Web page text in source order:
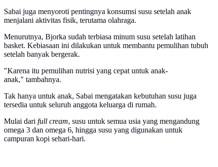
Sabai juga menyoroti pentingnya konsumsi susu setelah anak
menjalani aktivitas fisik, terutama olahraga.
Menurutnya, Bjorka sudah terbiasa minum susu setelah latihan
basket. Kebiasaan ini dilakukan untuk membantu pemulihan tubuh
setelah banyak bergerak.
"Karena itu pemulihan nutrisi yang cepat untuk anak-
anak," tambahnya.
Tak hanya untuk anak, Sabai mengatakan kebutuhan susu juga
tersedia untuk seluruh anggota keluarga di rumah.
Mulai dari full cream, susu untuk semua usia yang mengandung
omega 3 dan omega 6, hingga susu yang digunakan untuk
campuran kopi sehari-hari.